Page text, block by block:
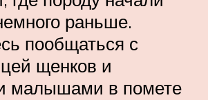
раньше.
пообщаться с
щенков и
малышами в помете